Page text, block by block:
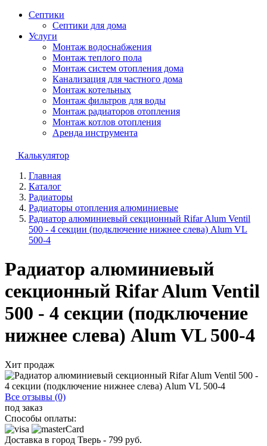
Септики
Септики для дома
Услуги
Монтаж водоснабжения
Монтаж теплого пола
Монтаж систем отопления дома
Канализация для частного дома
Монтаж котельных
Монтаж фильтров для воды
Монтаж радиаторов отопления
Монтаж котлов отопления
Аренда инструмента
Калькулятор
Главная
Каталог
Радиаторы
Радиаторы отопления алюминиевые
Радиатор алюминиевый секционный Rifar Alum Ventil
500 - 4 секции (подключение нижнее слева) Alum VL
500-4
Радиатор алюминиевый
секционный Rifar Alum Ventil
500 - 4 секции (подключение
нижнее слева) Alum VL 500-4
Хит продаж
Все отзывы (0)
под заказ
Способы оплаты:
Доставка в город Тверь - 799 руб.